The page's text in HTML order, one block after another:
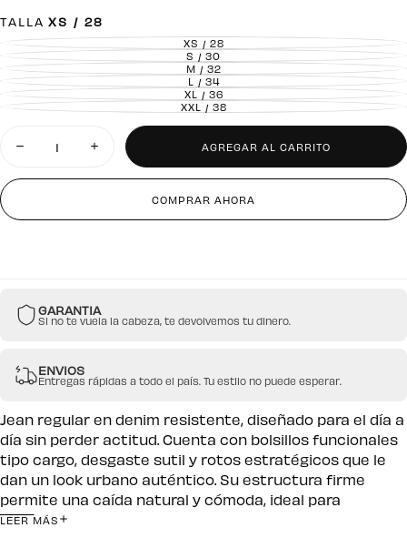
TALLA XS / 28
XS / 28VARIANTE
AGOTADA
O
NO
DISPONIBLE
S / 30VARIANTE
AGOTADA
O
NO
DISPONIBLE
M / 32VARIANTE
AGOTADA
O
NO
DISPONIBLE
L / 34
VARIANTE
AGOTADA
O
NO
XL / 36VARIANTE
AGOTADA
O
NO
XXL / 38VARIANTE
O
DISPONIBLE
Disminuir
para
Urban
Aumentar
cantidad
para
Urban
AGREGAR AL CARRITO
COMPRAR AHORA
GARANTIA
Si no te vuela la cabeza, te devolvemos tu dinero.
ENVIOS
Entregas rápidas a todo el país. Tu estilo no puede esperar.
Jean regular en denim resistente, diseñado para el día a
día sin perder actitud. Cuenta con bolsillos funcionales
tipo cargo, desgaste sutil y rotos estratégicos que le
dan un look urbano auténtico. Su estructura firme
permite una caída natural y cómoda, ideal para
combinar con camisetas oversize o hoodies.
LEER MÁS